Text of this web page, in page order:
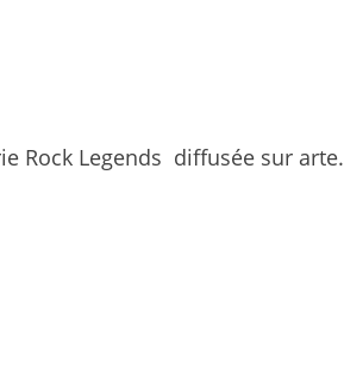
Rock Legends diffusée sur arte.